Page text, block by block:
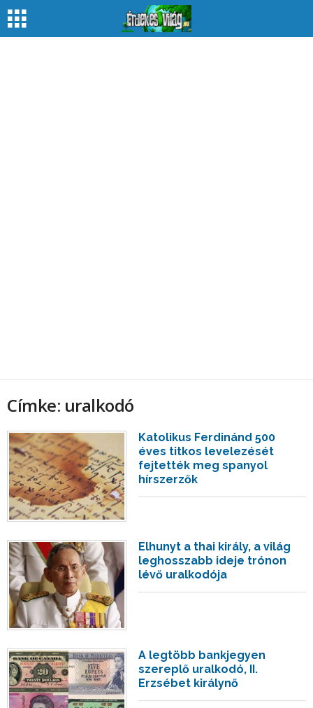
Címke: uralkodó
Katolikus Ferdinánd 500
éves titkos levelezését
fejtették meg spanyol
hírszerzők
Elhunyt a thai király, a világ
leghosszabb ideje trónon
lévő uralkodója
A legtöbb bankjegyen
szereplő uralkodó, II.
Erzsébet királynő